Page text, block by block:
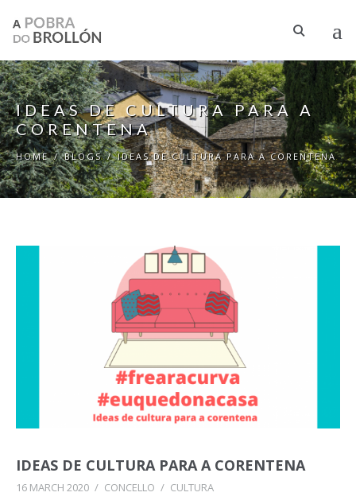
IDEAS DE CULTURA PARA A
CORENTENA
HOME / BLOGS / IDEAS DE CULTURA PARA A CORENTENA
IDEAS DE CULTURA PARA A CORENTENA
16 MARCH 2020 / CONCELLO / CULTURA